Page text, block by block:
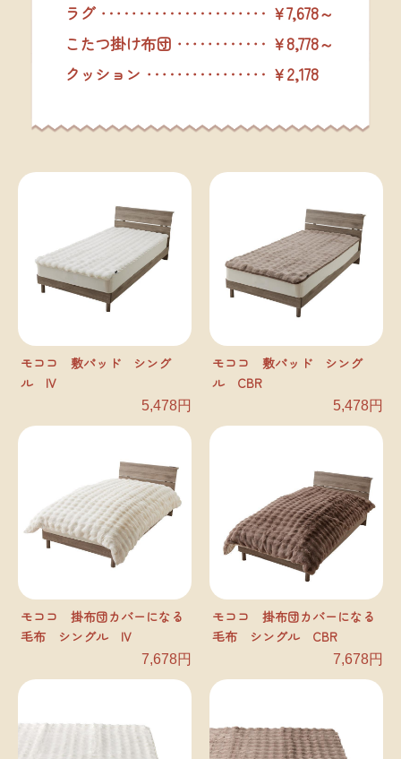
ラグ ‥‥‥‥‥‥‥‥‥‥‥ ￥7,678～
こたつ掛け布団 ‥‥‥‥‥‥ ￥8,778～
クッション ‥‥‥‥‥‥‥‥ ￥2,178
モココ 敷パッド シング
ル IV
5,478円
モココ 敷パッド シング
ル CBR
5,478円
モココ 掛布団カバーになる
毛布 シングル IV
7,678円
モココ 掛布団カバーになる
毛布 シングル CBR
7,678円